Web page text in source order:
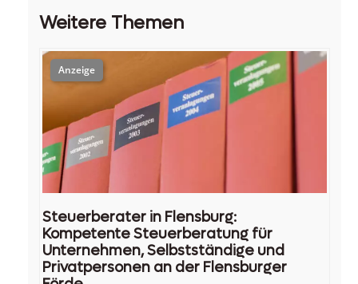
Weitere Themen
Steuerberater in Flensburg:
Kompetente Steuerberatung für
Unternehmen, Selbstständige und
Privatpersonen an der Flensburger